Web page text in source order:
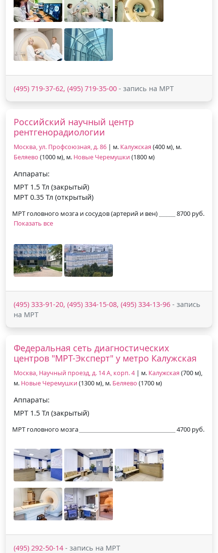
(495) 719-37-62, (495) 719-35-00 - запись на МРТ
Российский научный центр
рентгенорадиологии
Москва, ул. Профсоюзная, д. 86 | м. Калужская (400 м), м.
Беляево (1000 м), м. Новые Черемушки (1800 м)
Аппараты:
МРТ 1.5 Тл (закрытый)
МРТ 0.35 Тл (открытый)
МРТ головного мозга и сосудов (артерий и вен)
8700 руб.
Показать все
(495) 333-91-20, (495) 334-15-08, (495) 334-13-96 - запись
на МРТ
Федеральная сеть диагностических
центров "МРТ-Эксперт" у метро Калужская
Москва, Научный проезд, д. 14 А, корп. 4 | м. Калужская (700 м),
м. Новые Черемушки (1300 м), м. Беляево (1700 м)
Аппараты:
МРТ 1.5 Тл (закрытый)
МРТ головного мозга 4700 руб.
(495) 292-50-14 - запись на МРТ